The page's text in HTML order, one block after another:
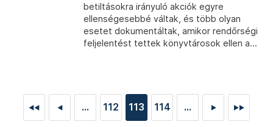
betiltásokra irányuló akciók egyre
ellenségesebbé váltak, és több olyan
esetet dokumentáltak, amikor rendőrségi
feljelentést tettek könyvtárosok ellen a...
◄◄ ◄ ... 112 113 114 ... ► ►►